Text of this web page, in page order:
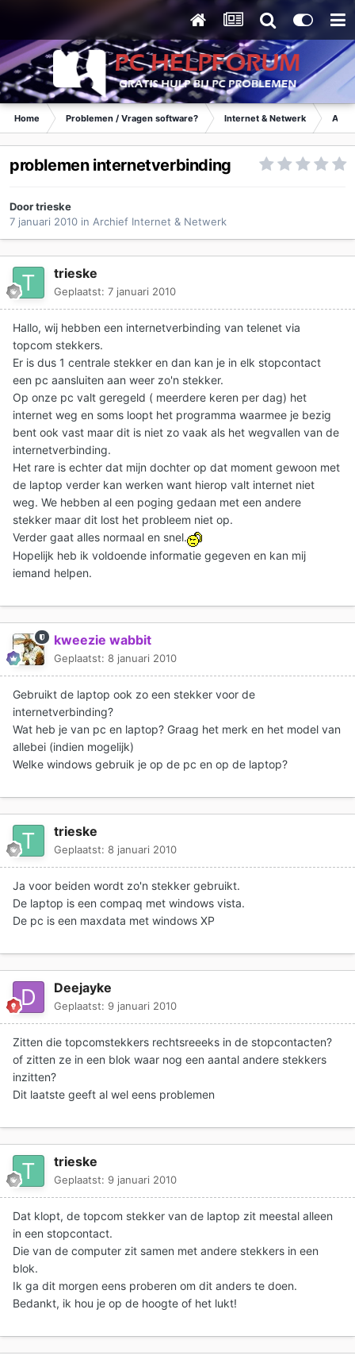
Home Problemen / Vragen software? Internet & Netwerk
problemen internetverbinding
Doortrieske
7 januari 2010 in Archief Internet & Netwerk
trieske
Geplaatst: 7 januari 2010
Hallo, wij hebben een internetverbinding van telenet via
topcom stekkers.
Er is dus 1 centrale stekker en dan kan je in elk stopcontact
een pc aansluiten aan weer zo'n stekker.
Op onze pc valt geregeld ( meerdere keren per dag) het
internet weg en soms loopt het programma waarmee je bezig
bent ook vast maar dit is niet zo vaak als het wegvallen van de
internetverbinding.
Het rare is echter dat mijn dochter op dat moment gewoon met
de laptop verder kan werken want hierop valt internet niet
weg. We hebben al een poging gedaan met een andere
stekker maar dit lost het probleem niet op.
Verder gaat alles normaal en snel.
Hopelijk heb ik voldoende informatie gegeven en kan mij
iemand helpen.
kweezie wabbit
Geplaatst: 8 januari 2010
Gebruikt de laptop ook zo een stekker voor de
internetverbinding?
Wat heb je van pc en laptop? Graag het merk en het model van
allebei (indien mogelijk)
Welke windows gebruik je op de pc en op de laptop?
trieske
Geplaatst: 8 januari 2010
Ja voor beiden wordt zo'n stekker gebruikt.
De laptop is een compaq met windows vista.
De pc is een maxdata met windows XP
Deejayke
Geplaatst: 9 januari 2010
Zitten die topcomstekkers rechtsreeeks in de stopcontacten?
of zitten ze in een blok waar nog een aantal andere stekkers
inzitten?
Dit laatste geeft al wel eens problemen
trieske
Geplaatst: 9 januari 2010
Dat klopt, de topcom stekker van de laptop zit meestal alleen
in een stopcontact.
Die van de computer zit samen met andere stekkers in een
blok.
Ik ga dit morgen eens proberen om dit anders te doen.
Bedankt, ik hou je op de hoogte of het lukt!